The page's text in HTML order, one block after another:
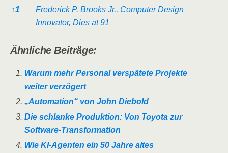
References
↑1
Frederick P. Brooks Jr., Computer Design
Innovator, Dies at 91
Ähnliche Beiträge:
Warum mehr Personal verspätete Projekte
weiter verzögert
„Automation“ von John Diebold
Die schlanke Produktion: Von Toyota zur
Software-Transformation
Wie KI-Agenten ein 50 Jahre altes